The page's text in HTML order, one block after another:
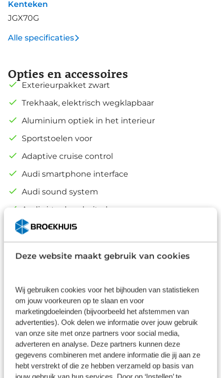
Deze website maakt gebruik van cookies
Wij gebruiken cookies voor het bijhouden van statistieken
om jouw voorkeuren op te slaan en voor
marketingdoeleinden (bijvoorbeeld het afstemmen van
advertenties). Ook delen we informatie over jouw gebruik
van onze site met onze partners voor social media,
adverteren en analyse. Deze partners kunnen deze
gegevens combineren met andere informatie die jij aan ze
hebt verstrekt of die ze hebben verzameld op basis van
jouw gebruik van hun services. Door op ‘Instellen’ te
Kenteken
JGX70G
Alle specificaties
Opties en accessoires
Exterieurpakket zwart
Trekhaak, elektrisch wegklapbaar
Aluminium optiek in het interieur
Sportstoelen voor
Adaptive cruise control
Audi smartphone interface
Audi sound system
Audi virtual cockpit plus
Alle opties
Basis
Inbegrepen
Dit pakket is standaard inbegrepen. We vinden het
logisch dat u op kwaliteit kunt rekenen en we laten
u graag weten wat u kunt verwachten.